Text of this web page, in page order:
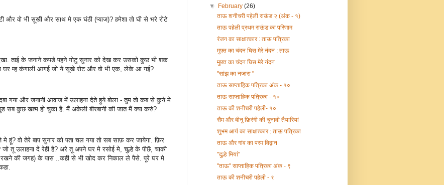
और वो भी सूखी और साथ मे एक घंठी (प्याज)? हमेशा तो घी से भरे रोटे
ताई के जनाने कपडे पहने गोटु सुनार को देख कर उसको कुछ भी शक
घर म्ह कंगाली आगई जो ये सूखे रोट और वो भी एक, लेके आ गई?
गया और जनानी आवाज में उलाहना देते हुये बोला - तुम तो कब से कुये मे
कुछ खत्म हो चुका है. मैं अकेली बीरबानी की जात मैं क्या करुं?
हूं? वो तेरे बाप सुनार को पता चल गया तो सब साफ़ कर जायेगा. फ़िर
तू उलाहना दे रेही है? अरे तू अपने घर मे रसोई मे, चुल्हे के पीछॆ, चाकी
रखने की जगह) के पास ..कही से भी खोद कर निकाल ले पैसे. पूरे घर मे
▼
February(26)
ताऊ शनीचरी पहेली राऊंड २ (अंक - १)
ताऊ पहेली प्रथम राऊंड का परिणाम
रंजन का साक्षात्कार : ताऊ पत्रिका
मुफ़्त का चंदन घिस मेरे नंदन : ताऊ
मुफ़्त का चंदन घिस मेरे नंदन
"सांझ का नजारा "
ताऊ साप्ताहिक पत्रिका अंक - १०
ताऊ साप्ताहिक पत्रिका - १०
ताऊ की शनीचरी पहेली- १०
सैम और बीनू फ़िरंगी की चुनावी तैयारियां
शुभम आर्य का साक्षात्कार : ताऊ पत्रिका
ताऊ और गांव का परम विद्वान
"दुल्हे मियां"
"ताऊ" साप्ताहिक पत्रिका अंक - ९
ताऊ की शनीचरी पहेली - ९